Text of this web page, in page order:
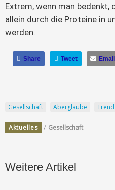
Extrem, wenn man bedenkt,
allein durch die Proteine in
werden.
Share Tweet Email
Gesellschaft Aberglaube Trend
Aktuelles / Gesellschaft
Weitere Artikel